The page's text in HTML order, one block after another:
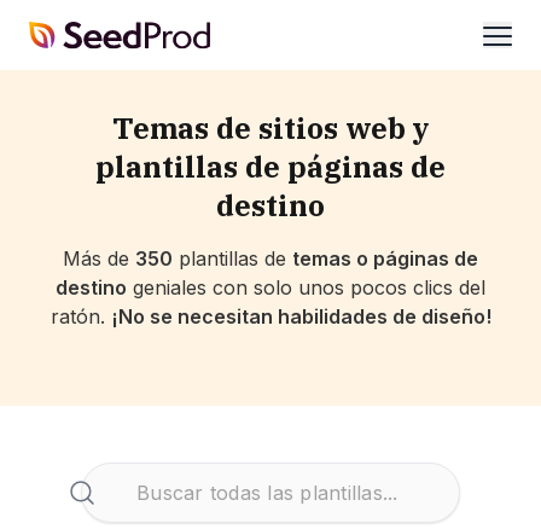
SeedProd
Temas de sitios web y
plantillas de páginas de
destino
Más de 350 plantillas de temas o páginas de
destino geniales con solo unos pocos clics del
ratón. ¡No se necesitan habilidades de diseño!